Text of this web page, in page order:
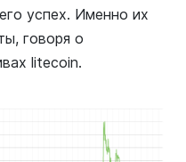
успех. Именно их
говоря о
litecoin.